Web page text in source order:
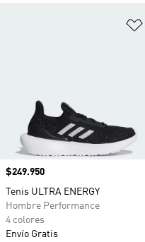
Precio
$249.950
Tenis ULTRA ENERGY
Hombre Performance
4 colores
Envío Gratis